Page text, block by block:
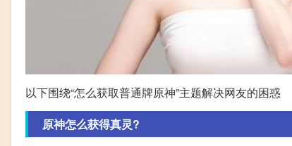
以下围绕“怎么获取普通牌原神”主题解决网友的困惑
原神怎么获得真灵?